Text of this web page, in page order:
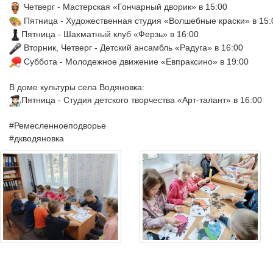
Четверг - Мастерская «Гончарный дворик» в 15:00
Пятница - Художественная студия «Волшебные краски» в
Пятница - Шахматный клуб «Ферзь» в 16:00
Вторник, Четверг - Детский ансамбль «Радуга» в 16:00
Суббота - Молодежное движение «Евпраксино» в 19:00
В доме культуры села Водяновка:
Пятница - Студия детского творчества «Арт-талант» в 16:00
#Ремесленноеподворье
#дкводяновка